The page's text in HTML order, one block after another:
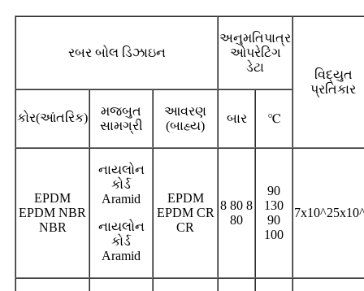
રબર બોલ ડિઝાઇન
અનુમતિપાત્ર
ઓપરેટિંગ
ડેટા
વિદ્યુત
પ્રતિકાર
કોર(આંતરિક)
મજબુત
સામગ્રી
આવરણ
(બાહ્ય)
બાર ℃
EPDM
EPDM NBR
NBR
નાયલોન
કોર્ડ
Aramid
નાયલોન
કોર્ડ
Aramid
EPDM
EPDM CR
CR
8 80 8
80
90
130
90
100